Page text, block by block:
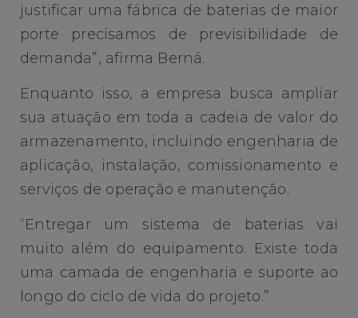
justificar uma fábrica de baterias de maior
porte precisamos de previsibilidade de
demanda”, afirma Berná.
Enquanto isso, a empresa busca ampliar
sua atuação em toda a cadeia de valor do
armazenamento, incluindo engenharia de
aplicação, instalação, comissionamento e
serviços de operação e manutenção.
“Entregar um sistema de baterias vai
muito além do equipamento. Existe toda
uma camada de engenharia e suporte ao
longo do ciclo de vida do projeto.”